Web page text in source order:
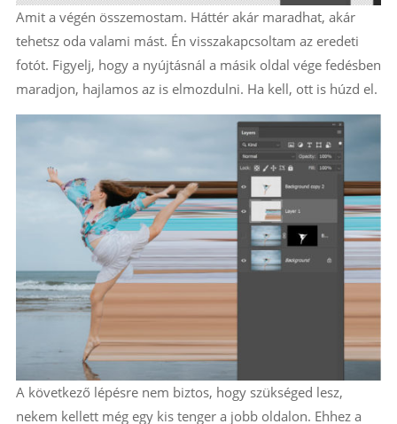
Amit a végén összemostam. Háttér akár maradhat, akár
tehetsz oda valami mást. Én visszakapcsoltam az eredeti
fotót. Figyelj, hogy a nyújtásnál a másik oldal vége fedésben
maradjon, hajlamos az is elmozdulni. Ha kell, ott is húzd el.
A következő lépésre nem biztos, hogy szükséged lesz,
nekem kellett még egy kis tenger a jobb oldalon. Ehhez a